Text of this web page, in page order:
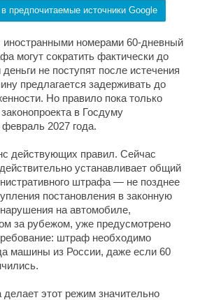
предпочитаемые источники Google
номерами 60-дневный
могут сократить фактически до
не поступят после истечения
предлагается задерживать до
Но правило пока только
в Госдуму
2027 года.
действующих правил. Сейчас
устанавливает общий
штрафа — не позднее
постановления в законную
на автомобиле,
за рубежом, уже предусмотрено
штраф необходимо
машины из России, даже если 60
этот режим значительно